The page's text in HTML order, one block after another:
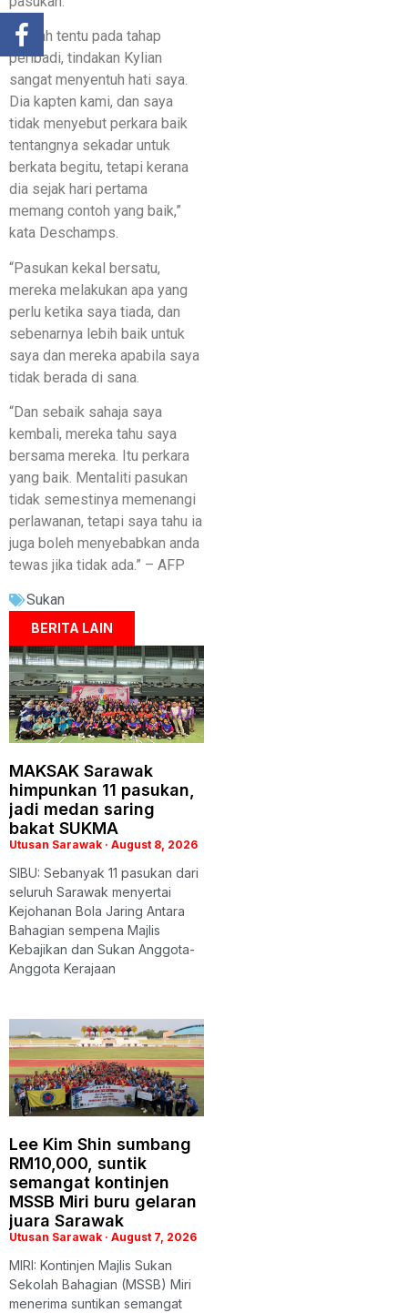
“Sudah tentu pada tahap
peribadi, tindakan Kylian
sangat menyentuh hati saya.
Dia kapten kami, dan saya
tidak menyebut perkara baik
tentangnya sekadar untuk
berkata begitu, tetapi kerana
dia sejak hari pertama
memang contoh yang baik,”
kata Deschamps.
“Pasukan kekal bersatu,
mereka melakukan apa yang
perlu ketika saya tiada, dan
sebenarnya lebih baik untuk
saya dan mereka apabila saya
tidak berada di sana.
“Dan sebaik sahaja saya
kembali, mereka tahu saya
bersama mereka. Itu perkara
yang baik. Mentaliti pasukan
tidak semestinya memenangi
perlawanan, tetapi saya tahu ia
juga boleh menyebabkan anda
tewas jika tidak ada.” – AFP
Sukan
BERITA LAIN
MAKSAK Sarawak
himpunkan 11 pasukan,
jadi medan saring
bakat SUKMA
Utusan Sarawak August 8, 2026
SIBU: Sebanyak 11 pasukan dari
seluruh Sarawak menyertai
Kejohanan Bola Jaring Antara
Bahagian sempena Majlis
Kebajikan dan Sukan Anggota-
Anggota Kerajaan
Lee Kim Shin sumbang
RM10,000, suntik
semangat kontinjen
MSSB Miri buru gelaran
juara Sarawak
Utusan Sarawak August 7, 2026
MIRI: Kontinjen Majlis Sukan
Sekolah Bahagian (MSSB) Miri
menerima suntikan semangat